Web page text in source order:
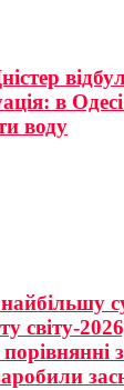
в
воду
найбільшу
світу-